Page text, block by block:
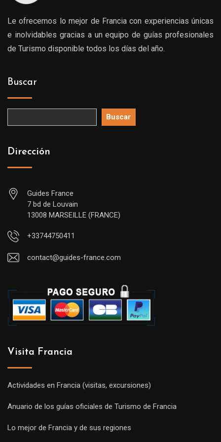
Le ofrecemos lo mejor de Francia con experiencias únicas
e inolvidables gracias a un equipo de guías profesionales
de Turismo disponible todos los días del año.
Buscar
Buscar
Dirección
Guides France
7 bd de Louvain
13008 MARSEILLE (FRANCE)
+33744750411
contact@guides-france.com
Visita Francia
Actividades en Francia (visitas, excursiones)
Anuario de los guías oficiales de Turismo de Francia
Lo mejor de Francia y de sus regiones